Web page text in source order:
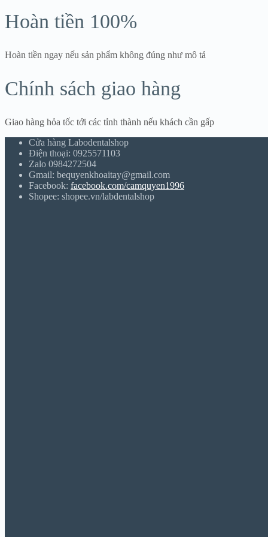
Hoàn tiền 100%
Hoàn tiền ngay nếu sản phẩm không đúng như mô tả
Chính sách giao hàng
Giao hàng hỏa tốc tới các tỉnh thành nếu khách cần gấp
Cửa hàng Labodentalshop
Điện thoại: 0925571103
Zalo 0984272504
Gmail: bequyenkhoaitay@gmail.com
Facebook: facebook.com/camquyen1996
Shopee: shopee.vn/labdentalshop